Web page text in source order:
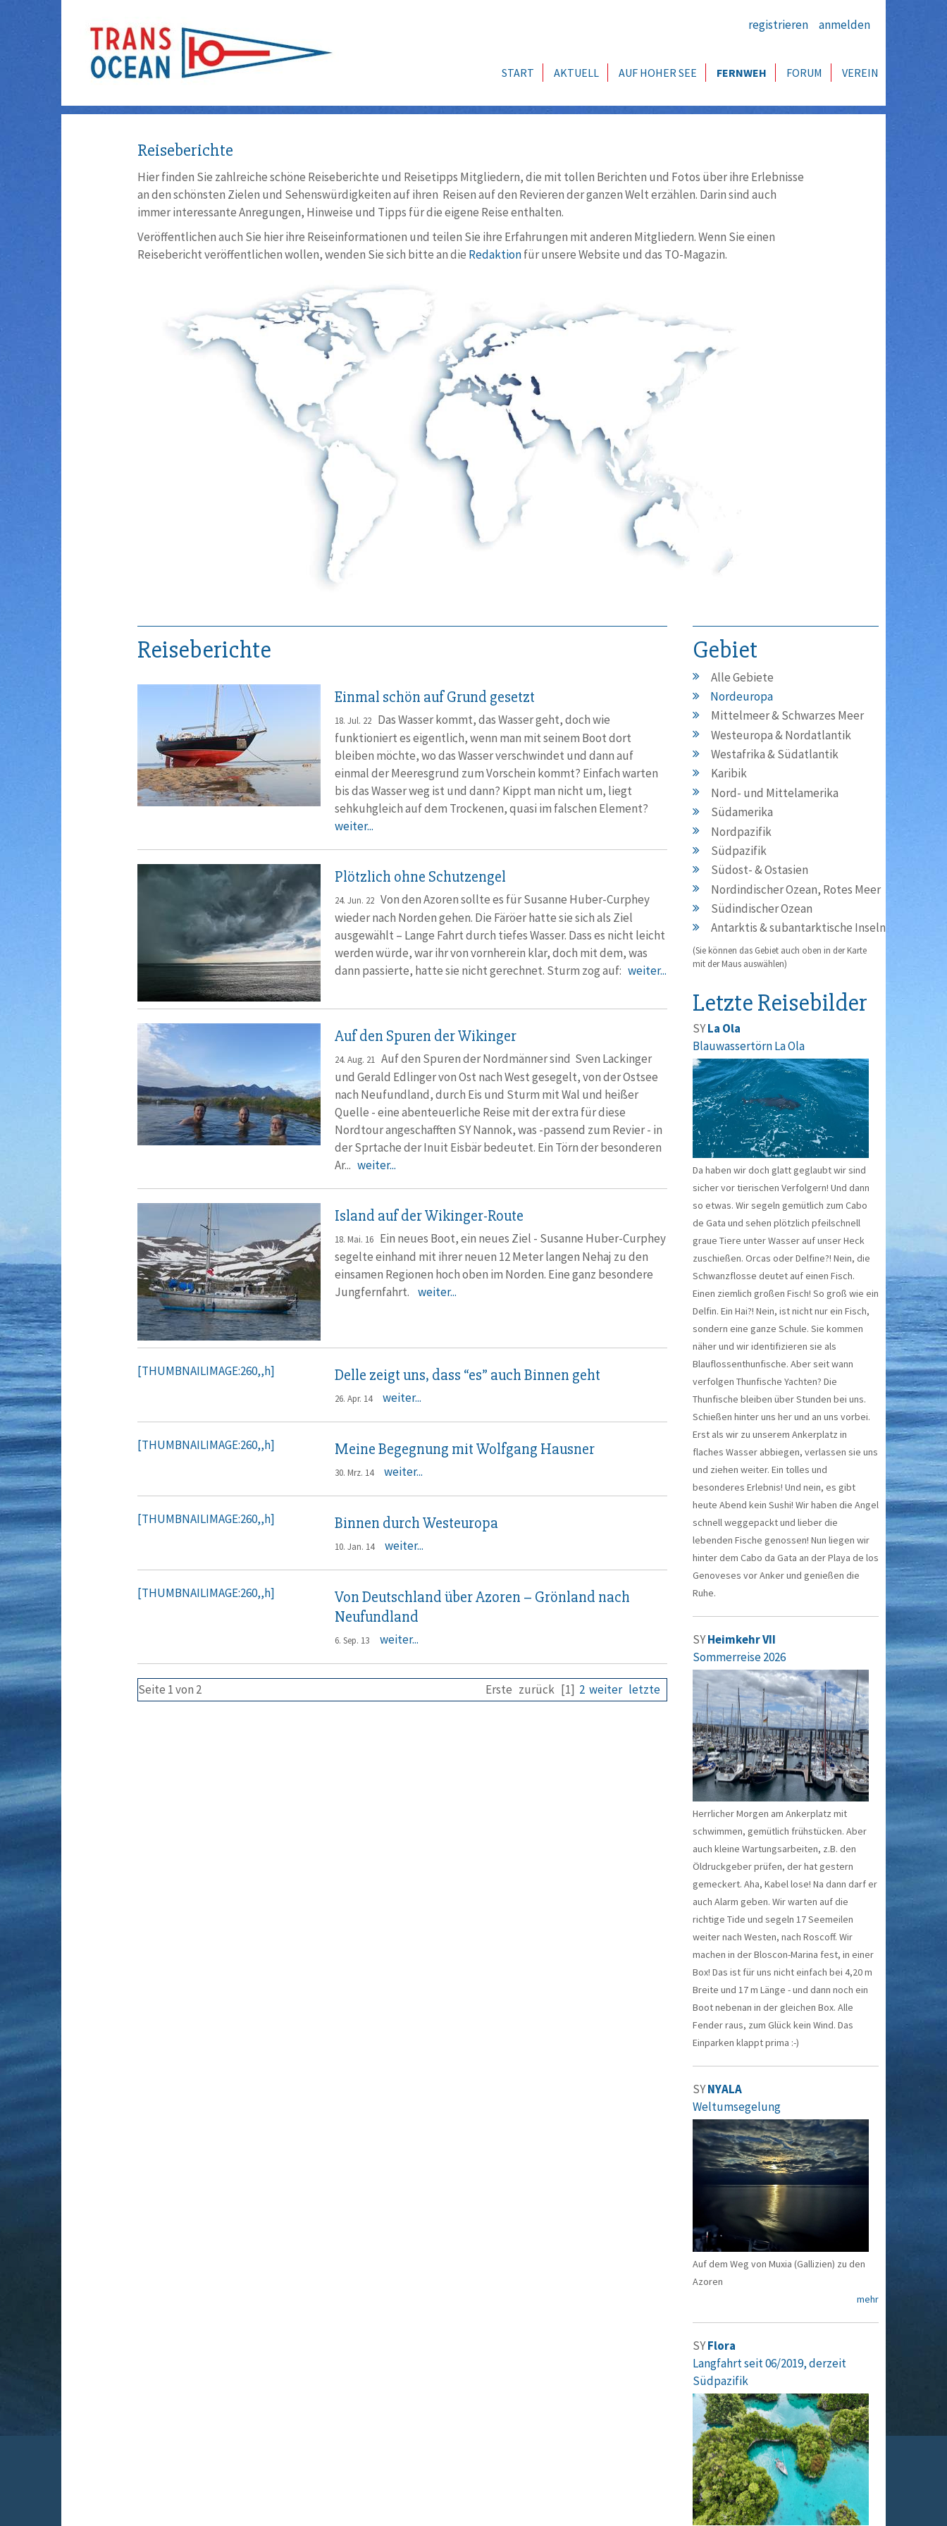
registrieren anmelden
START AKTUELL AUF HOHER SEE FERNWEH FORUM VEREIN
Reiseberichte
Hier finden Sie zahlreiche schöne Reiseberichte und Reisetipps Mitgliedern, die mit tollen Berichten und Fotos über ihre Erlebnisse
an den schönsten Zielen und Sehenswürdigkeiten auf ihren Reisen auf den Revieren der ganzen Welt erzählen. Darin sind auch
immer interessante Anregungen, Hinweise und Tipps für die eigene Reise enthalten.
Veröffentlichen auch Sie hier ihre Reiseinformationen und teilen Sie ihre Erfahrungen mit anderen Mitgliedern. Wenn Sie einen
Reisebericht veröffentlichen wollen, wenden Sie sich bitte an die Redaktionfür unsere Website und das TO-Magazin.
Reiseberichte
Einmal schön auf Grund gesetzt
18. Jul. 22Das Wasser kommt, das Wasser geht, doch wie
funktioniert es ei­gentlich, wenn man mit seinem Boot dort
bleiben möchte, wo das Wasser verschwindet und dann auf
einmal der Meeresgrund zum Vorschein kommt? Einfach warten
bis das Wasser weg ist und dann? Kippt man nicht um, liegt
sehkuh­gleich auf dem Trockenen, quasi im falschen Element?
weiter...
Plötzlich ohne Schutzengel
24. Jun. 22Von den Azoren sollte es für Susanne Huber-Curphey
wieder nach Norden gehen. Die Färöer hatte sie sich als Ziel
ausgewählt – Lange Fahrt durch tiefes Wasser. Dass es nicht leicht
werden würde, war ihr von vornherein klar, doch mit dem, was
dann passierte, hatte sie nicht gerechnet. Sturm zog auf: weiter...
Auf den Spuren der Wikinger
24. Aug. 21Auf den Spuren der Nordmänner sind Sven Lackinger
und Gerald Edlinger von Ost nach West gesegelt, von der Ostsee
nach Neufundland, durch Eis und Sturm mit Wal und heißer
Quelle - eine abenteuerliche Reise mit der extra für diese
Nordtour angeschafften SY Nannok, was -passend zum Revier - in
der Sprtache der Inuit Eisbär bedeutet. Ein Törn der besonderen
Ar... weiter...
Island auf der Wikinger-Route
18. Mai. 16Ein neues Boot, ein neues Ziel - Susanne Huber-Curphey
segelte einhand mit ihrer neuen 12 Meter langen Nehaj zu den
einsamen Regionen hoch oben im Norden. Eine ganz besondere
Jungfernfahrt. weiter...
[THUMBNAILIMAGE:260,,h] Delle zeigt uns, dass “es” auch Binnen geht
26. Apr. 14 weiter...
[THUMBNAILIMAGE:260,,h] Meine Begegnung mit Wolfgang Hausner
30. Mrz. 14 weiter...
[THUMBNAILIMAGE:260,,h] Binnen durch Westeuropa
10. Jan. 14 weiter...
[THUMBNAILIMAGE:260,,h]
Von Deutschland über Azoren – Grönland nach
Neufundland
6. Sep. 13 weiter...
Seite 1 von 2 Erste zurück [1] 2 weiter letzte
Gebiet
Alle Gebiete
Nordeuropa
Mittelmeer & Schwarzes Meer
Westeuropa & Nordatlantik
Westafrika & Südatlantik
Karibik
Nord- und Mittelamerika
Südamerika
Nordpazifik
Südpazifik
Südost- & Ostasien
Nordindischer Ozean, Rotes Meer
Südindischer Ozean
Antarktis & subantarktische Inseln
(Sie können das Gebiet auch oben in der Karte
mit der Maus auswählen)
Letzte Reisebilder
SYLa Ola
Blauwassertörn La Ola
Da haben wir doch glatt geglaubt wir sind
sicher vor tierischen Verfolgern! Und dann
so etwas. Wir segeln gemütlich zum Cabo
de Gata und sehen plötzlich pfeilschnell
graue Tiere unter Wasser auf unser Heck
zuschießen. Orcas oder Delfine?! Nein, die
Schwanzflosse deutet auf einen Fisch.
Einen ziemlich großen Fisch! So groß wie ein
Delfin. Ein Hai?! Nein, ist nicht nur ein Fisch,
sondern eine ganze Schule. Sie kommen
näher und wir identifizieren sie als
Blauflossenthunfische. Aber seit wann
verfolgen Thunfische Yachten? Die
Thunfische bleiben über Stunden bei uns.
Schießen hinter uns her und an uns vorbei.
Erst als wir zu unserem Ankerplatz in
flaches Wasser abbiegen, verlassen sie uns
und ziehen weiter. Ein tolles und
besonderes Erlebnis! Und nein, es gibt
heute Abend kein Sushi! Wir haben die Angel
schnell weggepackt und lieber die
lebenden Fische genossen! Nun liegen wir
hinter dem Cabo da Gata an der Playa de los
Genoveses vor Anker und genießen die
Ruhe.
SYHeimkehr VII
Sommerreise 2026
Herrlicher Morgen am Ankerplatz mit
schwimmen, gemütlich frühstücken. Aber
auch kleine Wartungsarbeiten, z.B. den
Öldruckgeber prüfen, der hat gestern
gemeckert. Aha, Kabel lose! Na dann darf er
auch Alarm geben. Wir warten auf die
richtige Tide und segeln 17 Seemeilen
weiter nach Westen, nach Roscoff. Wir
machen in der Bloscon-Marina fest, in einer
Box! Das ist für uns nicht einfach bei 4,20 m
Breite und 17 m Länge - und dann noch ein
Boot nebenan in der gleichen Box. Alle
Fender raus, zum Glück kein Wind. Das
Einparken klappt prima :-)
SYNYALA
Weltumsegelung
Auf dem Weg von Muxia (Gallizien) zu den
Azoren
mehr
SYFlora
Langfahrt seit 06/2019, derzeit
Südpazifik